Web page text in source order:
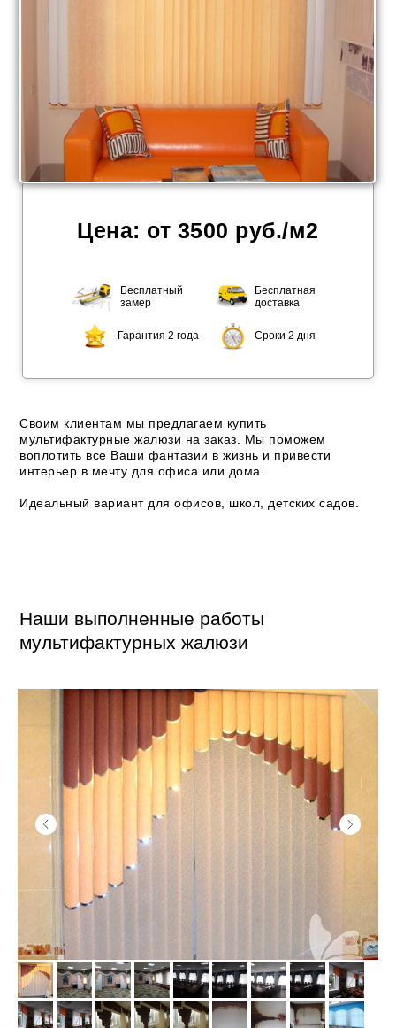
Своим клиентам мы предлагаем купить
мультифактурные жалюзи на заказ. Мы поможем
воплотить все Ваши фантазии в жизнь и привести
интерьер в мечту для офиса или дома.
Идеальный вариант для офисов, школ, детских садов.
Цена: от 3500 руб./м2
Гарантия 2 года
Бесплатный
замер
Бесплатная
доставка
Сроки 2 дня
Наши выполненные работы
мультифактурных жалюзи